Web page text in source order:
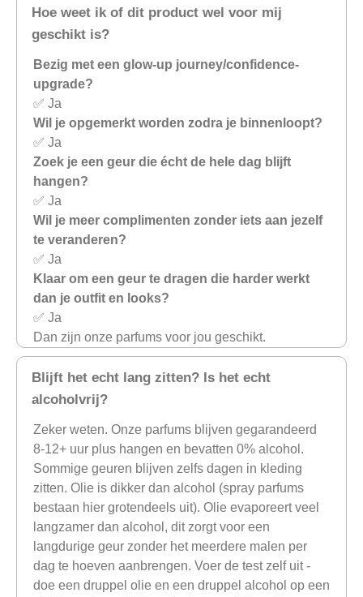
Hoe weet ik of dit product wel voor mij
geschikt is?
Bezig met een glow-up journey/confidence-
upgrade?
✅ Ja
Wil je opgemerkt worden zodra je binnenloopt?
✅ Ja
Zoek je een geur die écht de hele dag blijft
hangen?
✅ Ja
Wil je meer complimenten zonder iets aan jezelf
te veranderen?
✅ Ja
Klaar om een geur te dragen die harder werkt
dan je outfit en looks?
✅ Ja
Dan zijn onze parfums voor jou geschikt.
Blijft het echt lang zitten? Is het echt
alcoholvrij?
Zeker weten. Onze parfums blijven gegarandeerd
8-12+ uur plus hangen en bevatten 0% alcohol.
Sommige geuren blijven zelfs dagen in kleding
zitten. Olie is dikker dan alcohol (spray parfums
bestaan hier grotendeels uit). Olie evaporeert veel
langzamer dan alcohol, dit zorgt voor een
langdurige geur zonder het meerdere malen per
dag te hoeven aanbrengen. Voer de test zelf uit -
doe een druppel olie en een druppel alcohol op een